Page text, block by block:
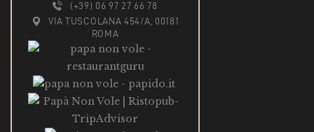
(+39) 06 97 27 66 78
VIA TUSCOLANA 454/A, 00181
ROMA